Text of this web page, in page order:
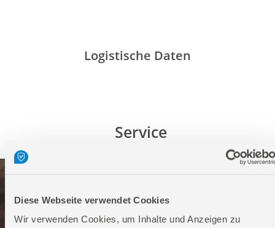
Diese Webseite verwendet Cookies
Wir verwenden Cookies, um Inhalte und Anzeigen zu
Logistische Daten
Service